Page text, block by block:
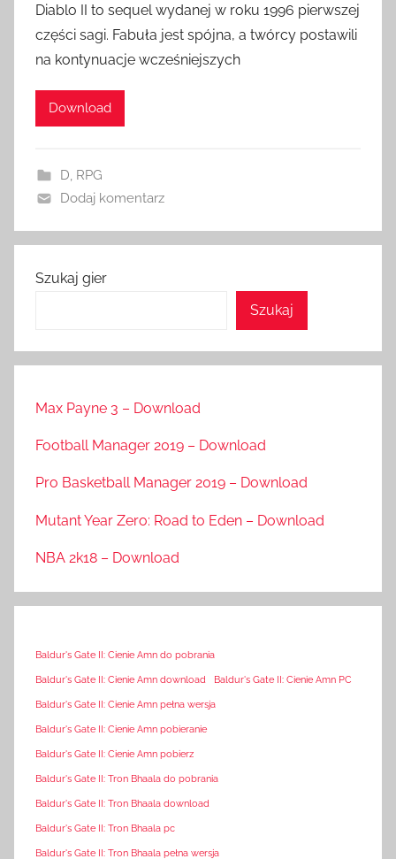
Diablo II to sequel wydanej w roku 1996 pierwszej
części sagi. Fabuła jest spójna, a twórcy postawili
na kontynuacje wcześniejszych
Download
D RPG
Dodaj komentarz
Szukaj gier
Szukaj
Max Payne 3 – Download
Football Manager 2019 – Download
Pro Basketball Manager 2019 – Download
Mutant Year Zero: Road to Eden – Download
NBA 2k18 – Download
Baldur's Gate II: Cienie Amn do pobrania
Baldur's Gate II: Cienie Amn download Baldur's Gate II: Cienie Amn PC
Baldur's Gate II: Cienie Amn pełna wersja
Baldur's Gate II: Cienie Amn pobieranie
Baldur's Gate II: Cienie Amn pobierz
Baldur's Gate II: Tron Bhaala do pobrania
Baldur's Gate II: Tron Bhaala download
Baldur's Gate II: Tron Bhaala pc
Baldur's Gate II: Tron Bhaala pełna wersja